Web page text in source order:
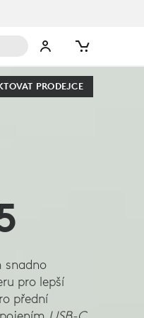
PRODEJCE
snadno
pro lepší
přední